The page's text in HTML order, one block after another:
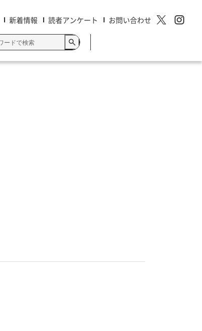
新着情報 読者アンケート お問い合わせ